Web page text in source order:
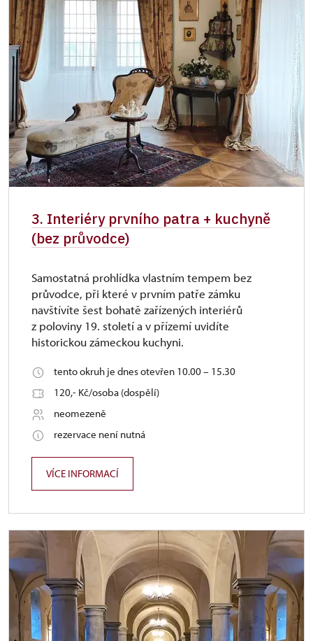
3. Interiéry prvního patra + kuchyně
(bez průvodce)
Samostatná prohlídka vlastním tempem bez
průvodce, při které v prvním patře zámku
navštívíte šest bohatě zařízených interiérů
z poloviny 19. století a v přízemí uvidíte
historickou zámeckou kuchyni.
tento okruh je dnes otevřen 10.00 – 15.30
120,- Kč/osoba (dospělí)
neomezeně
rezervace není nutná
VÍCE INFORMACÍ